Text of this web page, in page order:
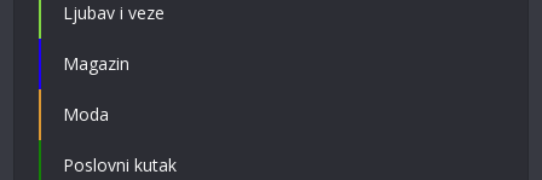
Ljubav i veze
Magazin
Moda
Poslovni kutak